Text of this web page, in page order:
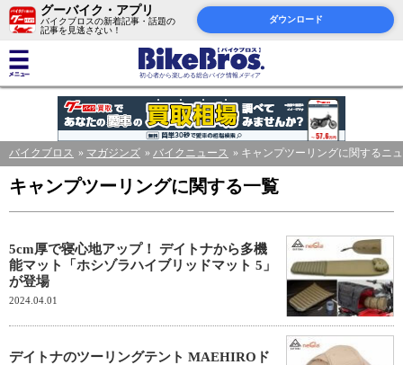
グーバイク・アプリ
バイクブロスの新着記事・話題の
記事を見逃さない！
ダウンロード
バイクブロス マガジンズ バイクニュース キャンプツーリングに関するニ
キャンプツーリングに関する一覧
5cm厚で寝心地アップ！ デイトナから多機
能マット「ホシゾラハイブリッドマット 5」
が登場
2024.04.01
デイトナのツーリングテント MAEHIROド